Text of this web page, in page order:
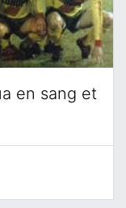
en sang et